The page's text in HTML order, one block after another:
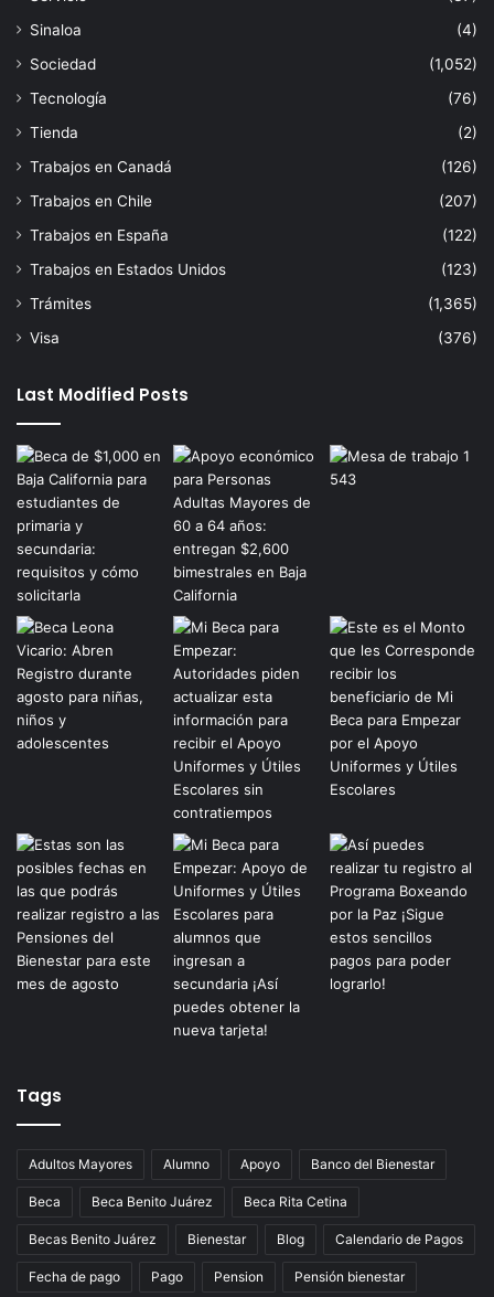
Sinaloa
(4)
Sociedad
(1,052)
Tecnología
(76)
Tienda
(2)
Trabajos en Canadá
(126)
Trabajos en Chile
(207)
Trabajos en España
(122)
Trabajos en Estados Unidos
(123)
Trámites
(1,365)
Visa
(376)
Last Modified Posts
Tags
Adultos Mayores Alumno Apoyo Banco del Bienestar
Beca Beca Benito Juárez Beca Rita Cetina
Becas Benito Juárez Bienestar Blog Calendario de Pagos
Fecha de pago Pago Pension Pensión bienestar